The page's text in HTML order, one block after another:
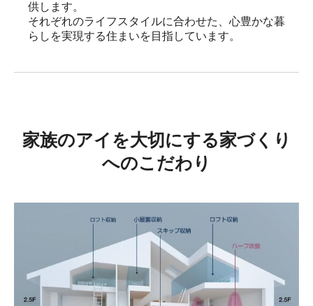
供します。
それぞれのライフスタイルに合わせた、心豊かな暮
らしを実現する住まいを目指しています。
家族のアイを大切にする家づくり
へのこだわり